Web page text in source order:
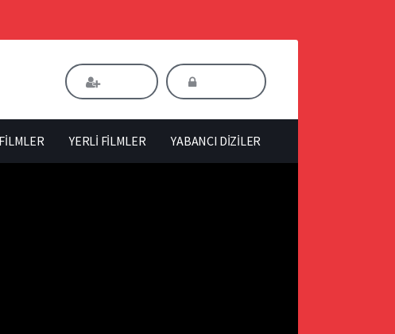
YERLİ FİLMLER YABANCI DİZİLER